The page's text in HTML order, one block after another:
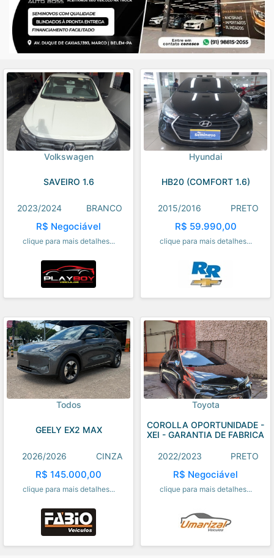
Volkswagen
SAVEIRO 1.6
2023/2024 BRANCO
R$ Negociável
clique para mais detalhes...
Hyundai
HB20 (COMFORT 1.6)
2015/2016 PRETO
R$ 59.990,00
clique para mais detalhes...
Todos
GEELY EX2 MAX
2026/2026 CINZA
R$ 145.000,00
clique para mais detalhes...
Toyota
COROLLA OPORTUNIDADE -
XEI - GARANTIA DE FABRICA
2022/2023 PRETO
R$ Negociável
clique para mais detalhes...